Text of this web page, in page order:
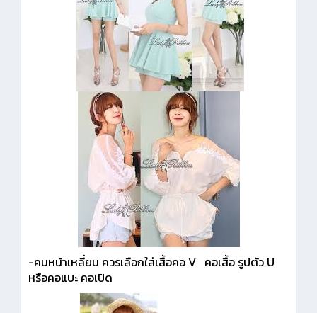
-คนหน้าเหลี่ยม ควรเลือกใส่เสื้อคอ V คอเสื้อ รูปตัว U
หรือคอแบะ คอเปิด